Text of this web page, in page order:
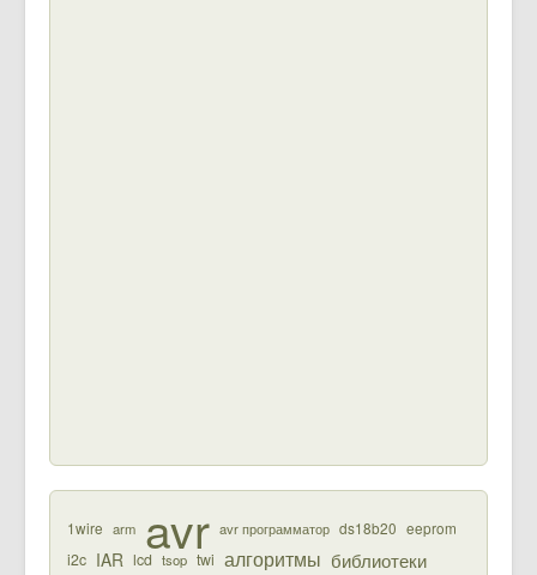
1wire arm avr avr программатор ds18b20 eeprom
i2c IAR lcd tsop twi алгоритмы библиотеки